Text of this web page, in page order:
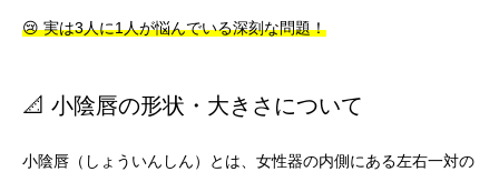
😢 実は3人に1人が悩んでいる深刻な問題！
📐 小陰唇の形状・大きさについて
小陰唇（しょういんしん）とは、女性器の内側にある左右一対の